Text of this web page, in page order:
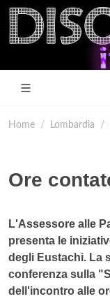
Home Lombardia
Ore
L'Assessore alle
presenta le
degli Eustachi. La
conferenza sulla
dell'incontro alle